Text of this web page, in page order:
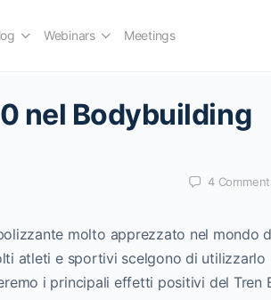
Webinars Meetings
nel Bodybuilding
4
molto apprezzato nel mondo
atleti e sportivi scelgono di utilizzarlo
i principali effetti positivi del Tren